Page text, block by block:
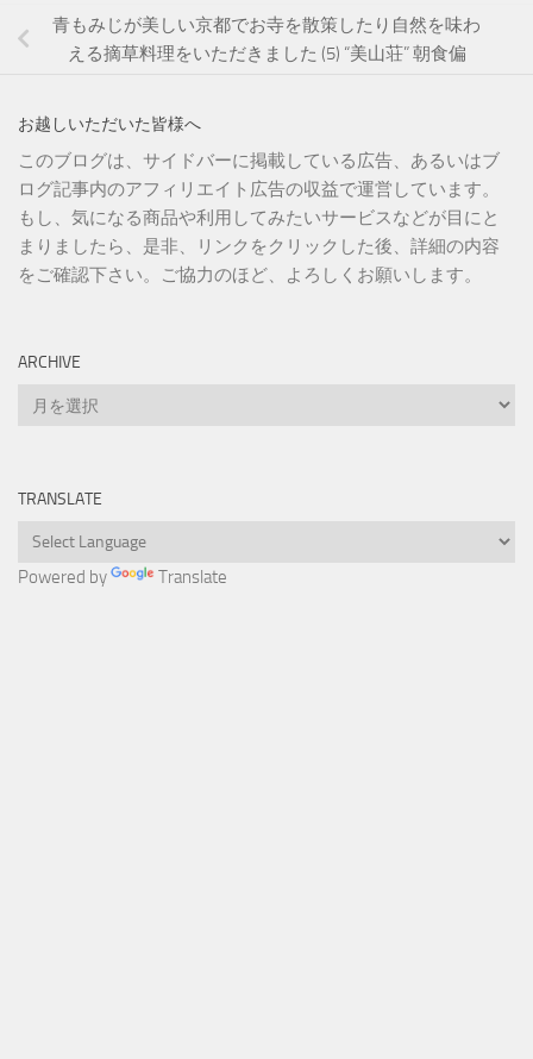
青もみじが美しい京都でお寺を散策したり自然を味わ
える摘草料理をいただきました (5) “美山荘” 朝食偏
お越しいただいた皆様へ
このブログは、サイドバーに掲載している広告、あるいはブ
ログ記事内のアフィリエイト広告の収益で運営しています。
もし、気になる商品や利用してみたいサービスなどが目にと
まりましたら、是非、リンクをクリックした後、詳細の内容
をご確認下さい。ご協力のほど、よろしくお願いします。
ARCHIVE
Archive
TRANSLATE
Powered by Translate